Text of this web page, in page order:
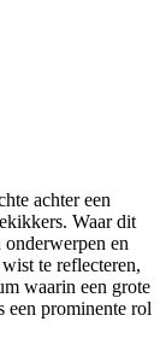
achter een
Waar dit
onderwerpen en
te reflecteren,
waarin een grote
een prominente rol